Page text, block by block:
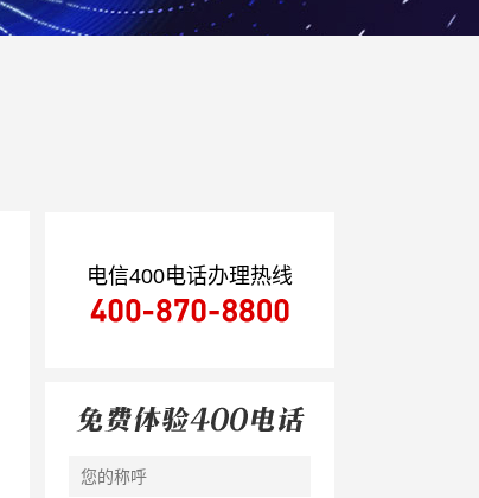
电信400电话办理热线